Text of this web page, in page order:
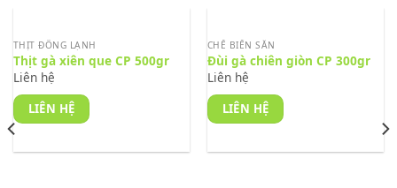
THỊT ĐÔNG LẠNH
Thịt gà xiên que CP 500gr
Liên hệ
LIÊN HỆ
CHẾ BIẾN SẴN
Đùi gà chiên giòn CP 300gr
Liên hệ
LIÊN HỆ